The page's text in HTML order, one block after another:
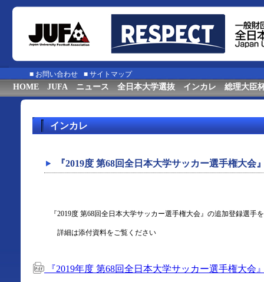
■ お問い合わせ ■ サイトマップ
HOME JUFA ニュース 全日本大学選抜 インカレ 総理大臣
インカレ
『2019度 第68回全日本大学サッカー選手権大会
『2019度 第68回全日本大学サッカー選手権大会』の追加登録選手
詳細は添付資料をご覧ください
『2019年度 第68回全日本大学サッカー選手権大会